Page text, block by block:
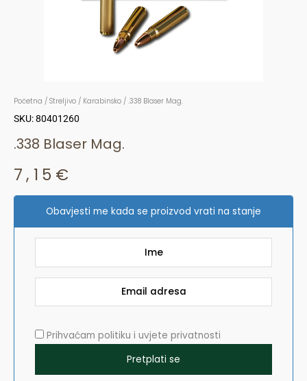
Početna / Streljivo / Karabinsko / .338 Blaser Mag.
SKU: 80401260
.338 Blaser Mag.
7,15 €
Obavjesti me kada se proizvod vrati na stanje
Prihvaćam politiku i uvjete privatnosti